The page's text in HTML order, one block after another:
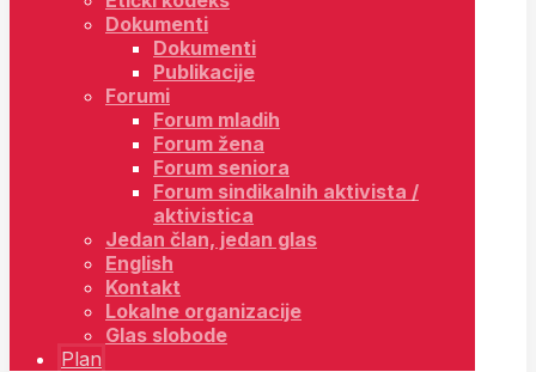
Dokumenti
Dokumenti
Publikacije
Forumi
Forum mladih
Forum žena
Forum seniora
Forum sindikalnih aktivista /
aktivistica
Jedan član, jedan glas
English
Kontakt
Lokalne organizacije
Glas slobode
Plan